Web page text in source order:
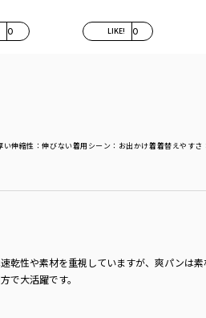
0 LIKE! 0
い伸縮性 ：伸びない着用シーン ：お出かけ着着替えやすさ
乾性や素材を重視していますが、爽パンは
で大活躍です。